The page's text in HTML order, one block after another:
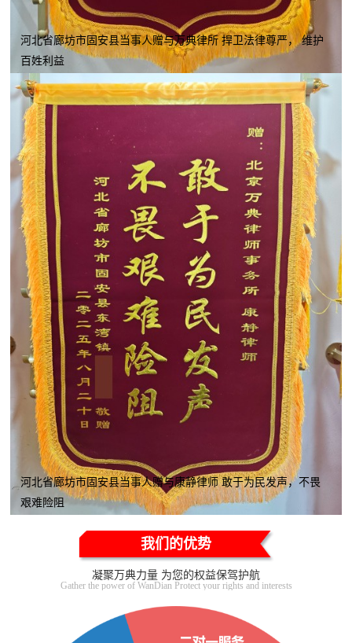
河北省廊坊市固安县当事人赠与万典律所 捍卫法律尊严， 维护
百姓利益
河北省廊坊市固安县当事人赠与康静律师 敢于为民发声，不畏
艰难险阻
我们的优势
凝聚万典力量 为您的权益保驾护航
Gather the power of WanDian Protect your rights and interests